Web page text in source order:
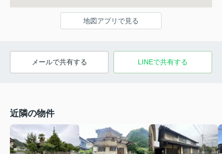
地図アプリで見る
メールで共有する LINEで共有する
近隣の物件